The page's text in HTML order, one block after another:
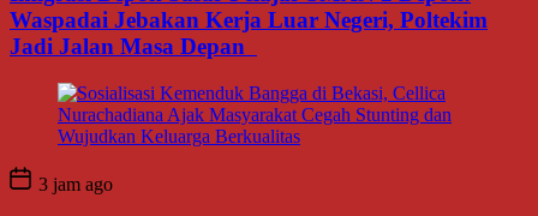
Waspadai Jebakan Kerja Luar Negeri, Poltekim
Jadi Jalan Masa Depan
3 jam ago